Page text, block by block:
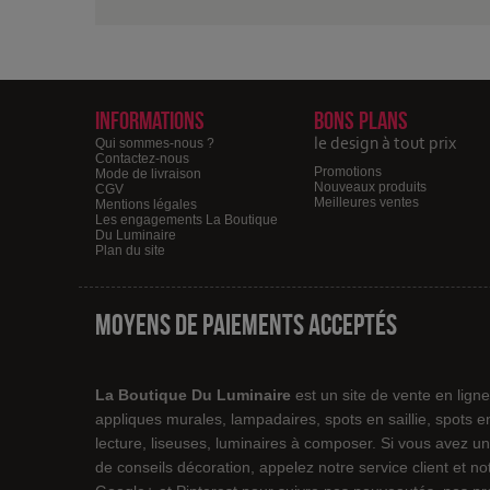
Informations
Qui sommes-nous ?
Contactez-nous
Mode de livraison
CGV
Mentions légales
Les engagements La Boutique
Du Luminaire
Plan du site
Bons plans
le design à tout prix
Promotions
Nouveaux produits
Meilleures ventes
Moyens de paiements acceptés
La Boutique Du Luminaire est un site de vente en
appliques murales, lampadaires, spots en saillie, spots
lecture, liseuses, luminaires à composer. Si vous avez
de conseils décoration, appelez notre service client et